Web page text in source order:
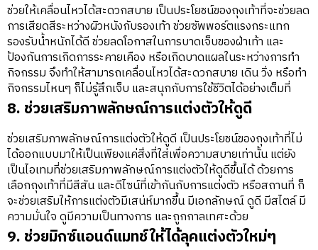
ช่วยให้เคลื่อนไหวได้สะดวกสบาย เป็นประโยชน์ของถุงเท้าที่จะช่วยลด
การเสียดสีระหว่างผิวหนังกับรองเท้า ช่วยซัพพอร์ตแรงกระแทก
รองรับน้ำหนักได้ดี ช่วยลดโอกาสในการบาดเจ็บของฝ่าเท้า และ
ป้องกันการเกิดการระคายเคือง หรือเกิดบาดแผลในระหว่างการทำ
กิจกรรม จึงทำให้สามารถเคลื่อนไหวได้สะดวกสบาย เดิน วิ่ง หรือทำ
กิจกรรมไหนๆ ก็ไม่รู้สึกเจ็บ และสนุกกับการใช้ชีวิตได้อย่างเต็มที่
8. ช่วยเสริมภาพลักษณ์การแต่งตัวให้ดูดี
ช่วยเสริมภาพลักษณ์การแต่งตัวให้ดูดี เป็นประโยชน์ของถุงเท้าที่ไม่
ได้ออกแบบมาให้เป็นเพียงแค่สิ่งที่ใส่เพื่อความสบายเท่านั้น แต่ยัง
เป็นไอเทมที่ช่วยเสริมภาพลักษณ์การแต่งตัวให้ดูดีขึ้นได้ ด้วยการ
เลือกถุงเท้าที่มีสีสัน และดีไซน์ที่เข้ากันกับการแต่งตัว หรือสถานที่ ก็
จะช่วยเสริมให้การแต่งตัวมีเสน่ห์มากขึ้น มีเอกลักษณ์ ดูดี มีสไตล์ มี
ความมั่นใจ ดูมีความเป็นทางการ และถูกกาลเทศะด้วย
9. ช่วยมิกซ์แอนด์แมทช์ให้ได้ลุคแต่งตัวใหม่ๆ